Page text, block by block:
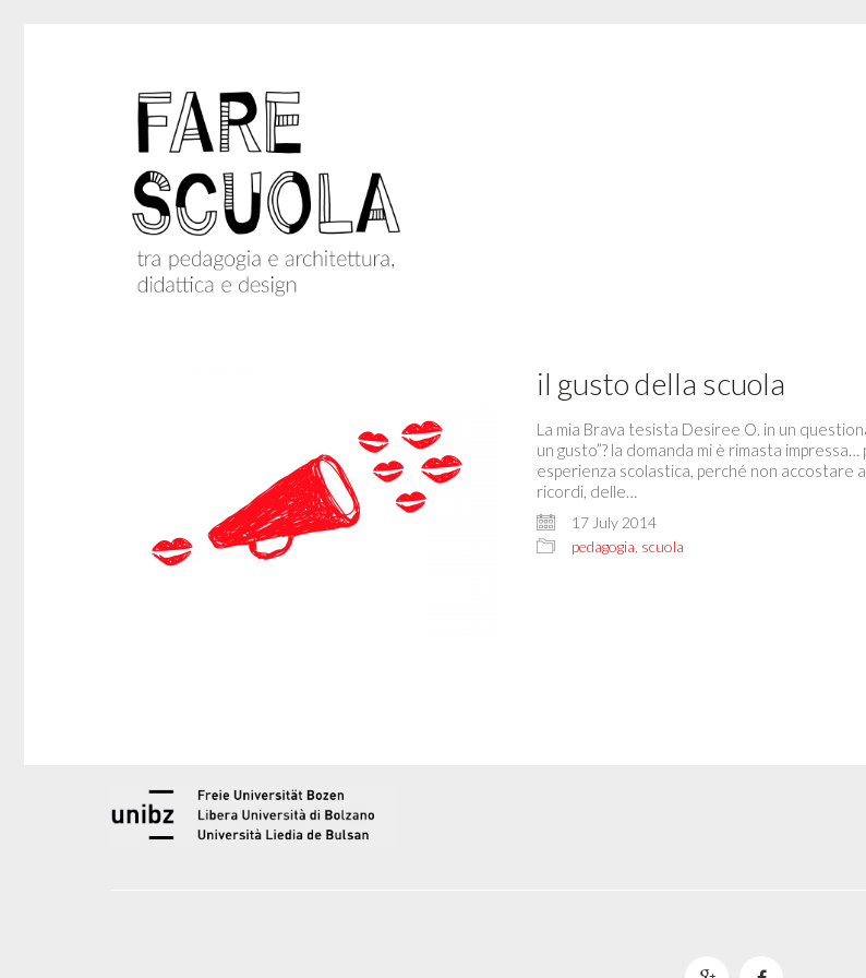
il gusto della scuola
La mia Brava tesista Desiree O. in un
un gusto”? la domanda mi è rimasta
esperienza scolastica, perché non accostare
ricordi, delle…
17 July 2014
pedagogia scuola